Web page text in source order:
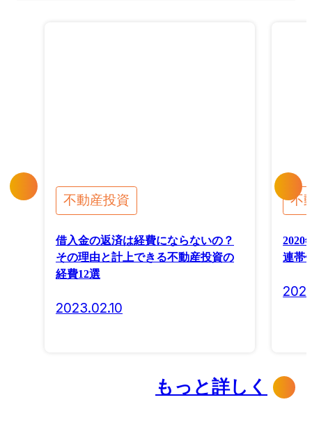
不動産投資
借入金の返済は経費にならないの？
その理由と計上できる不動産投資の
経費12選
2023.02.10
不
2020
連帯
もっと詳しく